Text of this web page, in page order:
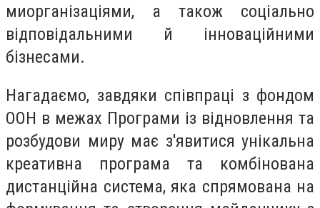
миорганізаціями, а також соціально
відповідальними й інноваційними
бізнесами.
Нагадаємо, завдяки співпраці з фондом
ООН в межах Програми із відновлення та
розбудови миру має з'явитися унікальна
креативна програма та комбінована
дистанційна система, яка спрямована на